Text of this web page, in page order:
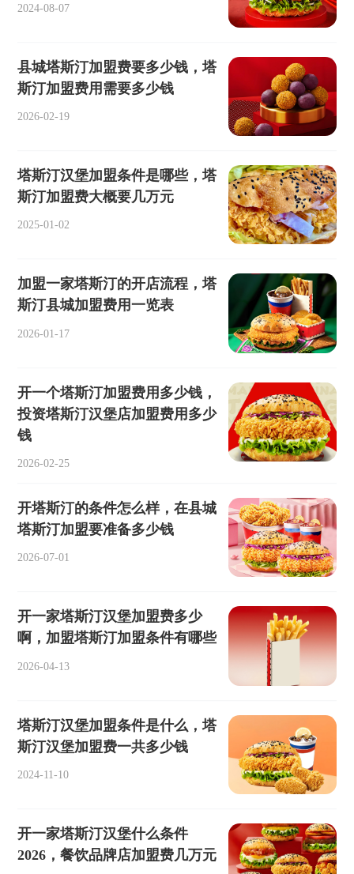
2024-08-07
县城塔斯汀加盟费要多少钱，塔
斯汀加盟费用需要多少钱
2026-02-19
塔斯汀汉堡加盟条件是哪些，塔
斯汀加盟费大概要几万元
2025-01-02
加盟一家塔斯汀的开店流程，塔
斯汀县城加盟费用一览表
2026-01-17
开一个塔斯汀加盟费用多少钱，
投资塔斯汀汉堡店加盟费用多少
钱
2026-02-25
开塔斯汀的条件怎么样，在县城
塔斯汀加盟要准备多少钱
2026-07-01
开一家塔斯汀汉堡加盟费多少
啊，加盟塔斯汀加盟条件有哪些
2026-04-13
塔斯汀汉堡加盟条件是什么，塔
斯汀汉堡加盟费一共多少钱
2024-11-10
开一家塔斯汀汉堡什么条件
2026，餐饮品牌店加盟费几万元